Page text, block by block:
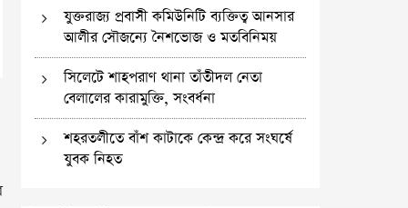
যুক্তরাজ্য প্রবাসী কমিউনিটি ব্যক্তিত্ব আনসার
আলীর সৌজন্যে নৈশভোজ ও মতবিনিময়
সিলেটে শাহপরাণ থানা তাঁতীদল নেতা
বেলালের কারামুক্তি, সংবর্ধনা
শহরতলীতে বাঁশ কাটাকে কেন্দ্র করে সংঘর্ষে
যুবক নিহত